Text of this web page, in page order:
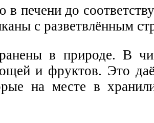
в печени до
с разветвлённым
в природе. В
и фруктов. Это
на месте в